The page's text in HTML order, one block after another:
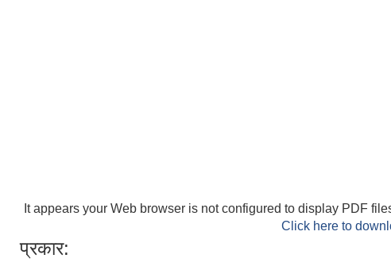
It appears your Web browser is not configured to display PDF
Click here to
प्रकार: